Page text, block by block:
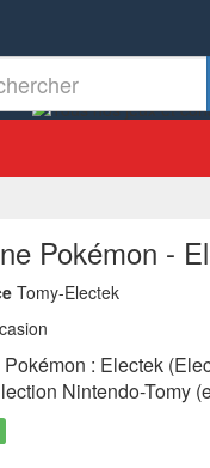
Pokémon -
Tomy-Electek
: Electek
Nintendo-Tomy